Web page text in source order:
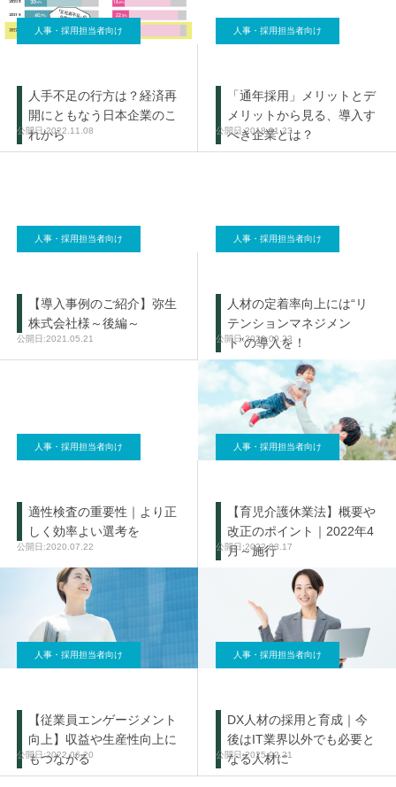
人事・採用担当者向け
人手不足の行方は？経済再
開にともなう日本企業のこ
れから2022.11.08
人事・採用担当者向け
「通年採用」メリットとデ
メリットから見る、導入す
べき企業とは？
2018.01.23
人事・採用担当者向け
【導入事例のご紹介】弥生
株式会社様～後編～
2021.05.21
人事・採用担当者向け
人材の定着率向上には“リ
テンションマネジメン
ト”の導入を！
2020.09.23
人事・採用担当者向け
適性検査の重要性｜より正
しく効率よい選考を
2020.07.22
人事・採用担当者向け
【育児介護休業法】概要や
改正のポイント｜2022年4
月～施行
2022.03.17
人事・採用担当者向け
【従業員エンゲージメント
向上】収益や生産性向上に
もつながる
2022.06.20
人事・採用担当者向け
DX人材の採用と育成｜今
後はIT業界以外でも必要と
なる人材に
2025.02.21